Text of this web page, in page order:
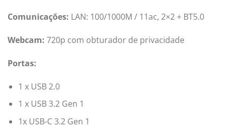
Comunicações: LAN: 100/1000M / 11ac, 2×2 + BT5.0
Webcam: 720p com obturador de privacidade
Portas:
1 x USB 2.0
1 x USB 3.2 Gen 1
1x USB-C 3.2 Gen 1